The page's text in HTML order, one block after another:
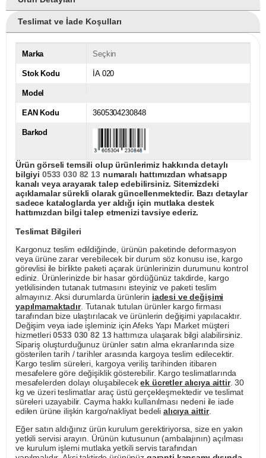
Teslimat ve İade Koşulları
Marka Seçkin
Stok Kodu İA 020
Model
EAN Kodu 3605304230848
Barkod
Ürün görseli temsili olup ürünlerimiz hakkında detaylı
bilgiyi 0533 030 82 13numaralı hattımızdan whatsapp
kanalı veya arayarak talep edebilirsiniz. Sitemizdeki
açıklamalar sürekli olarak güncellenmektedir. Bazı detaylar
sadece kataloglarda yer aldığı için mutlaka destek
hattımızdan bilgi talep etmenizi tavsiye ederiz.
Teslimat Bilgileri
Kargonuz teslim edildiğinde, ürünün paketinde deformasyon
veya ürüne zarar verebilecek bir durum söz konusu ise, kargo
görevlisi ile birlikte paketi açarak ürünlerinizin durumunu kontrol
ediniz. Ürünlerinizde bir hasar gördüğünüz takdirde, kargo
yetkilisinden tutanak tutmasını isteyiniz ve paketi teslim
almayınız. Aksi durumlarda ürünlerin iadesi ve değişimi
yapılmamaktadır. Tutanak tutulan ürünler kargo firması
tarafından bize ulaştırılacak ve ürünlerin değişimi yapılacaktır.
Değişim veya iade işleminiz için Afeks Yapı Market müşteri
hizmetleri0533 030 82 13hattımıza ulaşarak bilgi alabilirsiniz.
Sipariş oluşturduğunuz ürünler satın alma ekranlarında size
gösterilen tarih / tarihler arasında kargoya teslim edilecektir.
Kargo teslim süreleri, kargoya veriliş tarihinden itibaren
mesafelere göre değişiklik gösterebilir. Kargo teslimatlarında
mesafelerden dolayı oluşabilecekek ücretler alıcıya aittir. 30
kg ve üzeri teslimatlar araç üstü gerçekleşmektedir ve teslimat
süreleri uzayabilir. Cayma hakkı kullanılması nedeni ile iade
edilen ürüne ilişkin kargo/nakliyat bedeli alıcıya aittir.
Eğer satın aldığınız ürün kurulum gerektiriyorsa, size en yakın
yetkili servisi arayın. Ürünün kutusunun (ambalajının) açılması
ve kurulum işlemi mutlaka yetkili servis tarafından